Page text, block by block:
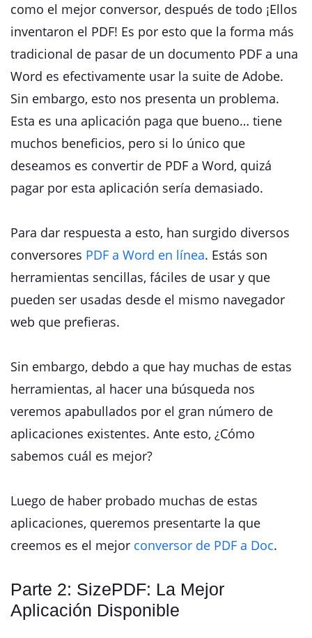
como el mejor conversor, después de todo ¡Ellos
inventaron el PDF! Es por esto que la forma más
tradicional de pasar de un documento PDF a una
Word es efectivamente usar la suite de Adobe.
Sin embargo, esto nos presenta un problema.
Esta es una aplicación paga que bueno… tiene
muchos beneficios, pero si lo único que
deseamos es convertir de PDF a Word, quizá
pagar por esta aplicación sería demasiado.
Para dar respuesta a esto, han surgido diversos
conversores PDF a Word en línea. Estás son
herramientas sencillas, fáciles de usar y que
pueden ser usadas desde el mismo navegador
web que prefieras.
Sin embargo, debdo a que hay muchas de estas
herramientas, al hacer una búsqueda nos
veremos apabullados por el gran número de
aplicaciones existentes. Ante esto, ¿Cómo
sabemos cuál es mejor?
Luego de haber probado muchas de estas
aplicaciones, queremos presentarte la que
creemos es el mejor conversor de PDF a Doc.
Parte 2: SizePDF: La Mejor
Aplicación Disponible